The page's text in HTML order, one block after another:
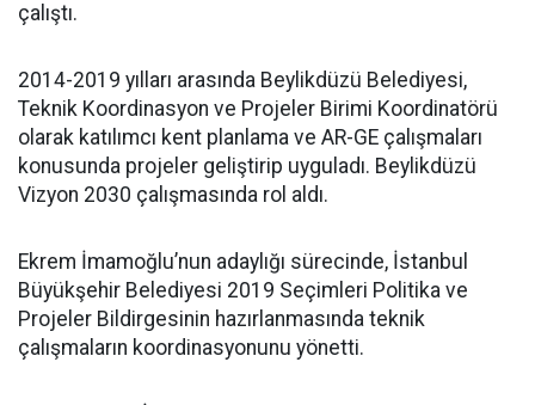
çalıştı.
2014-2019 yılları arasında Beylikdüzü Belediyesi,
Teknik Koordinasyon ve Projeler Birimi Koordinatörü
olarak katılımcı kent planlama ve AR-GE çalışmaları
konusunda projeler geliştirip uyguladı. Beylikdüzü
Vizyon 2030 çalışmasında rol aldı.
Ekrem İmamoğlu’nun adaylığı sürecinde, İstanbul
Büyükşehir Belediyesi 2019 Seçimleri Politika ve
Projeler Bildirgesinin hazırlanmasında teknik
çalışmaların koordinasyonunu yönetti.